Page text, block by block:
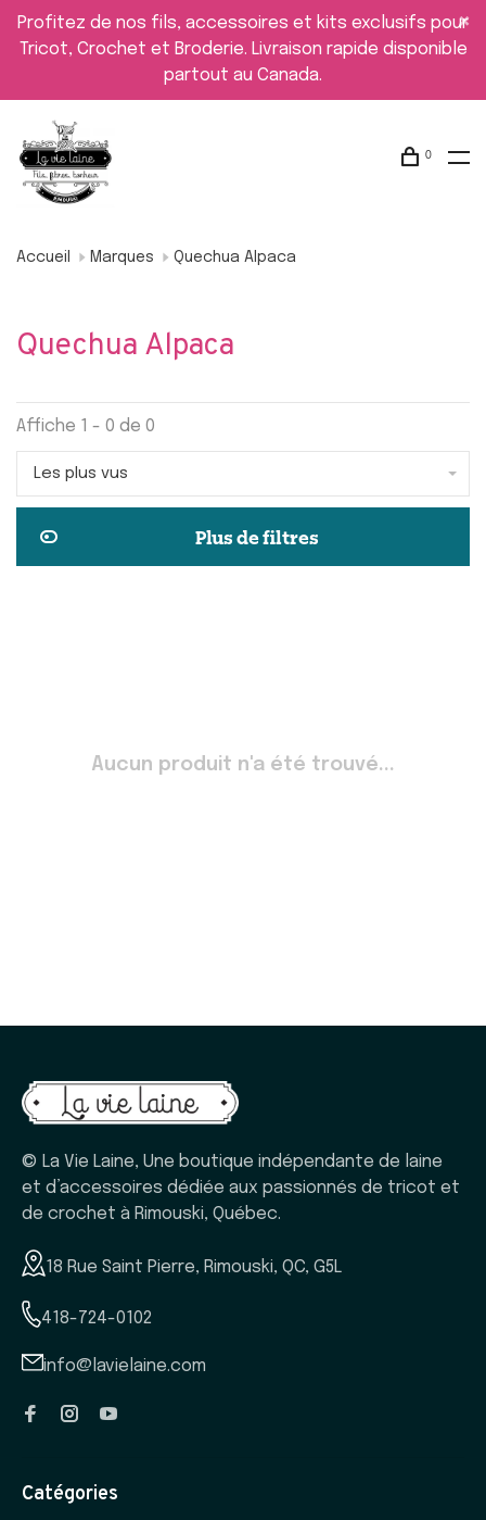
Profitez de nos fils, accessoires et kits exclusifs pour
Tricot, Crochet et Broderie. Livraison rapide disponible
partout au Canada.
0
Accueil Marques Quechua Alpaca
Quechua Alpaca
Affiche 1 - 0 de 0
Les plus vus
Plus de filtres
Aucun produit n'a été trouvé...
© La Vie Laine, Une boutique indépendante de laine
et d’accessoires dédiée aux passionnés de tricot et
de crochet à Rimouski, Québec.
18 Rue Saint Pierre, Rimouski, QC, G5L
418-724-0102
info@lavielaine.com
Catégories